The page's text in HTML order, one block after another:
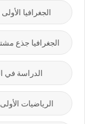
الجغرافيا الأولى
الجغرافيا جذع
الدراسة في
الرياضيات الأولى